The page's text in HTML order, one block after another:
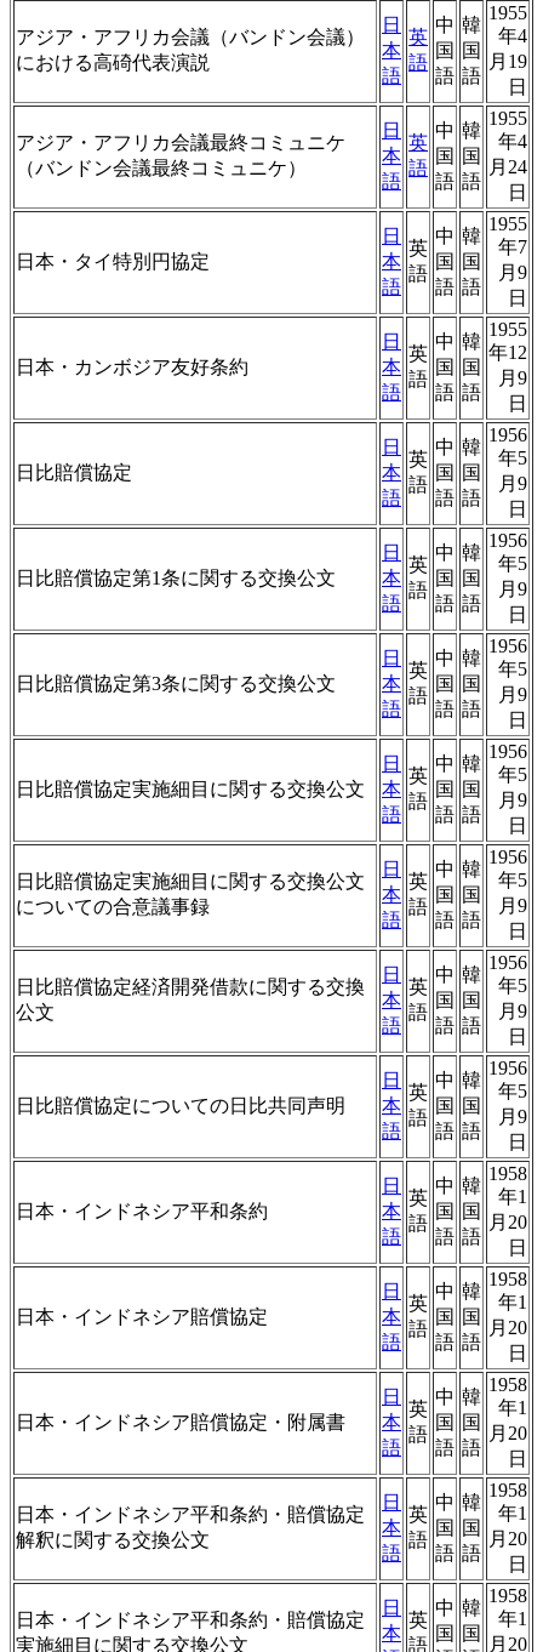
アジア・アフリカ会議（バンドン会議）
における高碕代表演説
日
本
語
英
語
中
国
語
韓
国
語
1955
年4
月19
日
アジア・アフリカ会議最終コミュニケ
（バンドン会議最終コミュニケ）
日
本
語
英
語
中
国
語
韓
国
語
1955
年4
月24
日
日本・タイ特別円協定
日
本
語
英
語
中
国
語
韓
国
語
1955
年7
月9
日
日本・カンボジア友好条約
日
本
語
英
語
中
国
語
韓
国
語
1955
年12
月9
日
日比賠償協定
日
本
語
英
語
中
国
語
韓
国
語
1956
年5
月9
日
日比賠償協定第1条に関する交換公文
日
本
語
英
語
中
国
語
韓
国
語
1956
年5
月9
日
日比賠償協定第3条に関する交換公文
日
本
語
英
語
中
国
語
韓
国
語
1956
年5
月9
日
日比賠償協定実施細目に関する交換公文
日
本
語
英
語
中
国
語
韓
国
語
1956
年5
月9
日
日比賠償協定実施細目に関する交換公文
についての合意議事録
日
本
語
英
語
中
国
語
韓
国
語
1956
年5
月9
日
日比賠償協定経済開発借款に関する交換
公文
日
本
語
英
語
中
国
語
韓
国
語
1956
年5
月9
日
日比賠償協定についての日比共同声明
日
本
語
英
語
中
国
語
韓
国
語
1956
年5
月9
日
日本・インドネシア平和条約
日
本
語
英
語
中
国
語
韓
国
語
1958
年1
月20
日
日本・インドネシア賠償協定
日
本
語
英
語
中
国
語
韓
国
語
1958
年1
月20
日
日本・インドネシア賠償協定・附属書
日
本
語
英
語
中
国
語
韓
国
語
1958
年1
月20
日
日本・インドネシア平和条約・賠償協定
解釈に関する交換公文
日
本
語
英
語
中
国
語
韓
国
語
1958
年1
月20
日
日本・インドネシア平和条約・賠償協定
実施細目に関する交換公文
日
本
英
語
中
国
韓
国
1958
年1
月20